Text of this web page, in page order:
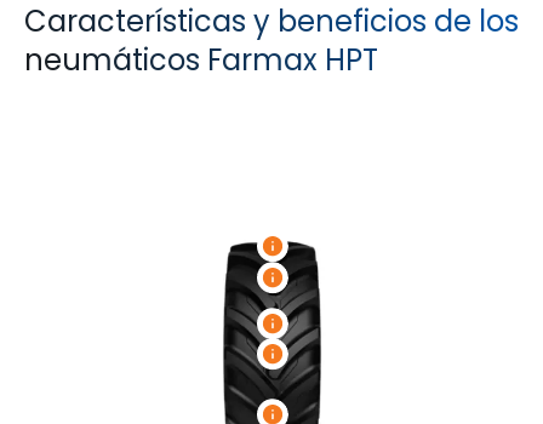
Características y beneficios de los
neumáticos Farmax HPT